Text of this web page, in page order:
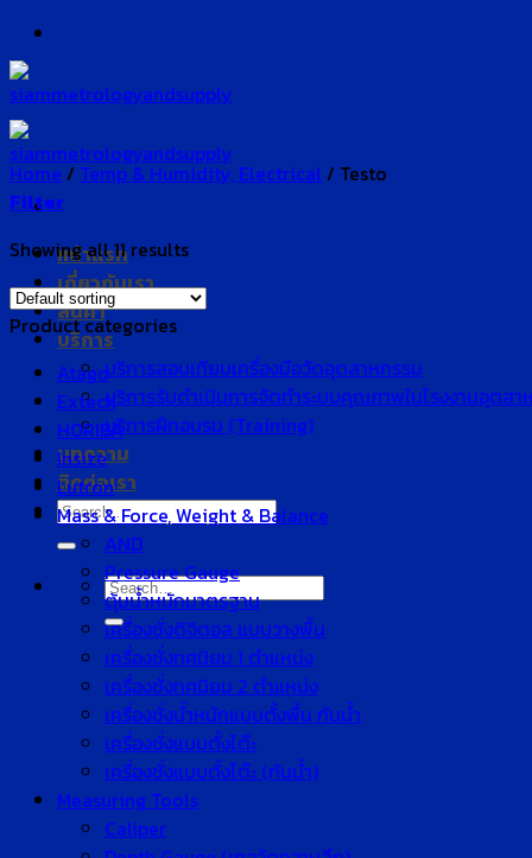
Skip
to
content
หน้าแรก
เกี่ยวกับเรา
สินค้า
บริการ
บริการสอบเทียบเครื่องมือวัดอุตสาหกรรม
บริการรับดำเนินการจัดทำระบบคุณภาพในโรงงานอุตสา
บริการฝึกอบรม (Training)
บทความ
ติดต่อเรา
Search
for:
Search
for:
Home / Temp & Humidity, Electrical / Testo
Filter
Showing all 11 results
Product categories
Atago
Extech
HORIBA
Insize
Lutron
Mass & Force, Weight & Balance
AND
Pressure Gauge
ตุ้มน้ำหนักมาตรฐาน
เครื่องชั่งดิจิตอล แบบวางพื้น
เครื่องชั่งทศนิยม 1 ตำแหน่ง
เครื่องชั่งทศนิยม 2 ตำแหน่ง
เครื่องชั่งน้ำหนักแบบตั้งพื้น กันน้ำ
เครื่องชั่งแบบตั้งโต๊ะ
เครื่องชั่งแบบตั้งโต๊ะ (กันน้ำ)
Measuring Tools
Caliper